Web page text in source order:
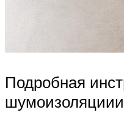
Подробная
шумоизоляциии